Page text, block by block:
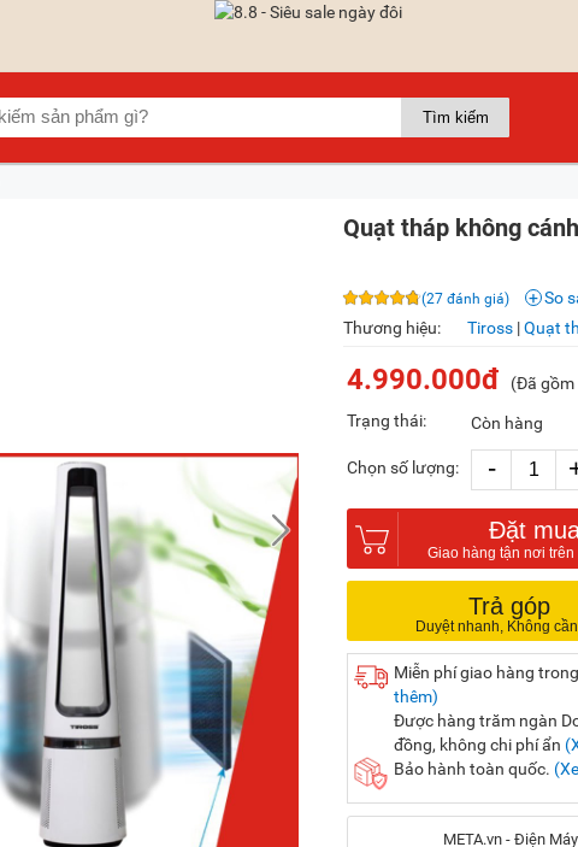
Quạt tháp không
(27 đánh giá)
So
Thương hiệu:
Tiross |Quạt
4.990.000đ
(Đã gồm
Trạng thái:
Còn hàng
Chọn số lượng: -
Đặt
Trả góp
Miễn phí giao hàng
thêm)
Được hàng trăm ngàn
đồng, không chi phí ẩn
Bảo hành toàn quốc.
META.vn - Điện